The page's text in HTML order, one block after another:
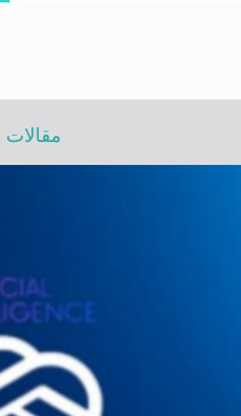
مقالات